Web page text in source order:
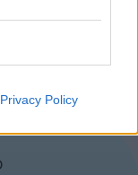
Privacy Policy
θα ένιωθε αν
ένα καυτό
Geekosystem